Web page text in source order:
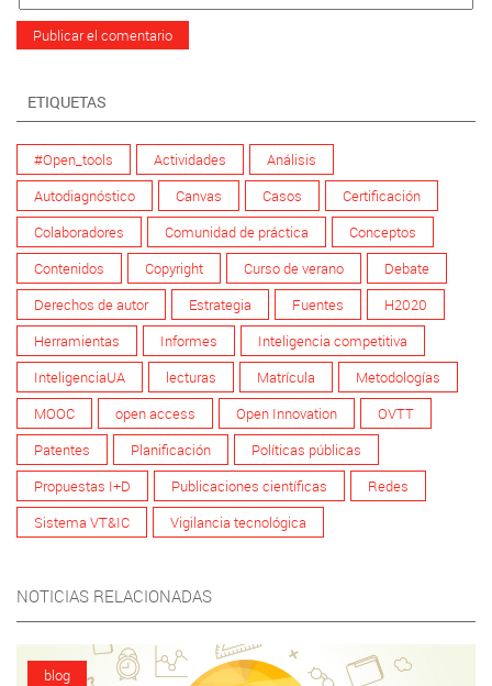
ETIQUETAS
#Open_tools Actividades
Análisis
Autodiagnóstico
Canvas Casos
Certificación
Colaboradores
Comunidad de práctica
Conceptos
Contenidos
Copyright Curso de verano
Debate
Derechos de autor
Estrategia Fuentes
H2020
Herramientas
Informes
Inteligencia competitiva
InteligenciaUA
lecturas Matrícula
Metodologías
MOOC
open access Open Innovation
OVTT
Patentes
Planificación
Políticas públicas
Propuestas I+D
Publicaciones científicas
Redes
Sistema VT&IC
Vigilancia tecnológica
NOTICIAS RELACIONADAS
blog